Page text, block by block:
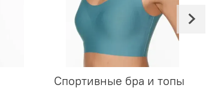
Спортивные бра и топы